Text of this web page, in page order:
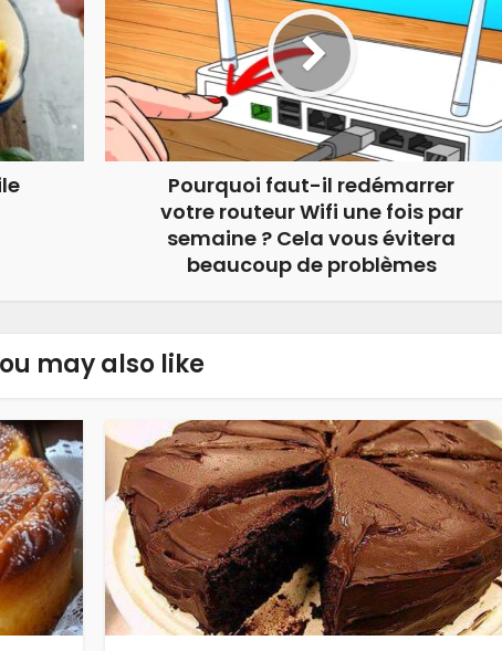
Pourquoi faut-il redémarrer
votre routeur Wifi une fois par
semaine ? Cela vous évitera
beaucoup de problèmes
may also like